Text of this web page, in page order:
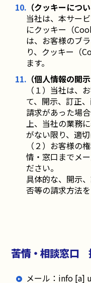
（クッキーについ
当社は、本サー
にクッキー（
は、お客様のブ
り、クッキー（
ます。
（個人情報の開
（１）当社は、
て、開示、訂正
請求があった場
上、当社の業務
がない限り、適切
（２）お客様の
情・窓口までメ
ださい。
具体的な、開示
否等の請求方法
苦情・相談窓口
メール：info [a]